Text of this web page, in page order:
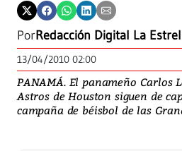
PorRedacción Digital La
13/04/2010 02:00
PANAMÁ. El panameño Carlos
Astros de Houston siguen de
campaña de béisbol de las